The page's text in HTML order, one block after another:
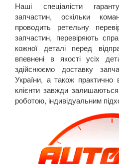
Наші спеціалісти
запчастин, оскільки
проводить ретельну
запчастин, перевіряють
кожної деталі перед
впевнені в якості усіх
здійснюємо доставку
України, а також практично
клієнти завжди
роботою, індивідуальним